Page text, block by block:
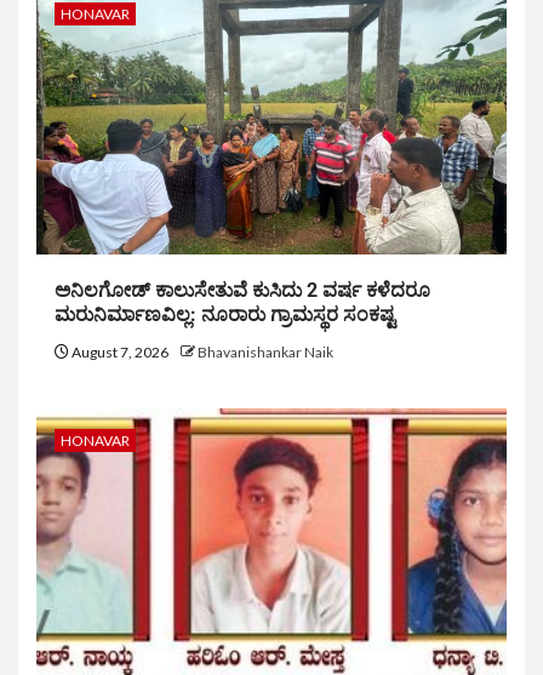
HONAVAR
ಅನಿಲಗೋಡ್ ಕಾಲುಸೇತುವೆ ಕುಸಿದು 2 ವರ್ಷ ಕಳೆದರೂ
ಮರುನಿರ್ಮಾಣವಿಲ್ಲ: ನೂರಾರು ಗ್ರಾಮಸ್ಥರ ಸಂಕಷ್ಟ
August 7, 2026 Bhavanishankar Naik
HONAVAR